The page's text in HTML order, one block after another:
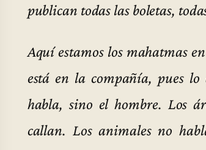
publican todas las boletas,
Aquí estamos los mahatmas
está en la compañía, pues lo
habla, sino el hombre. Los
callan. Los animales no